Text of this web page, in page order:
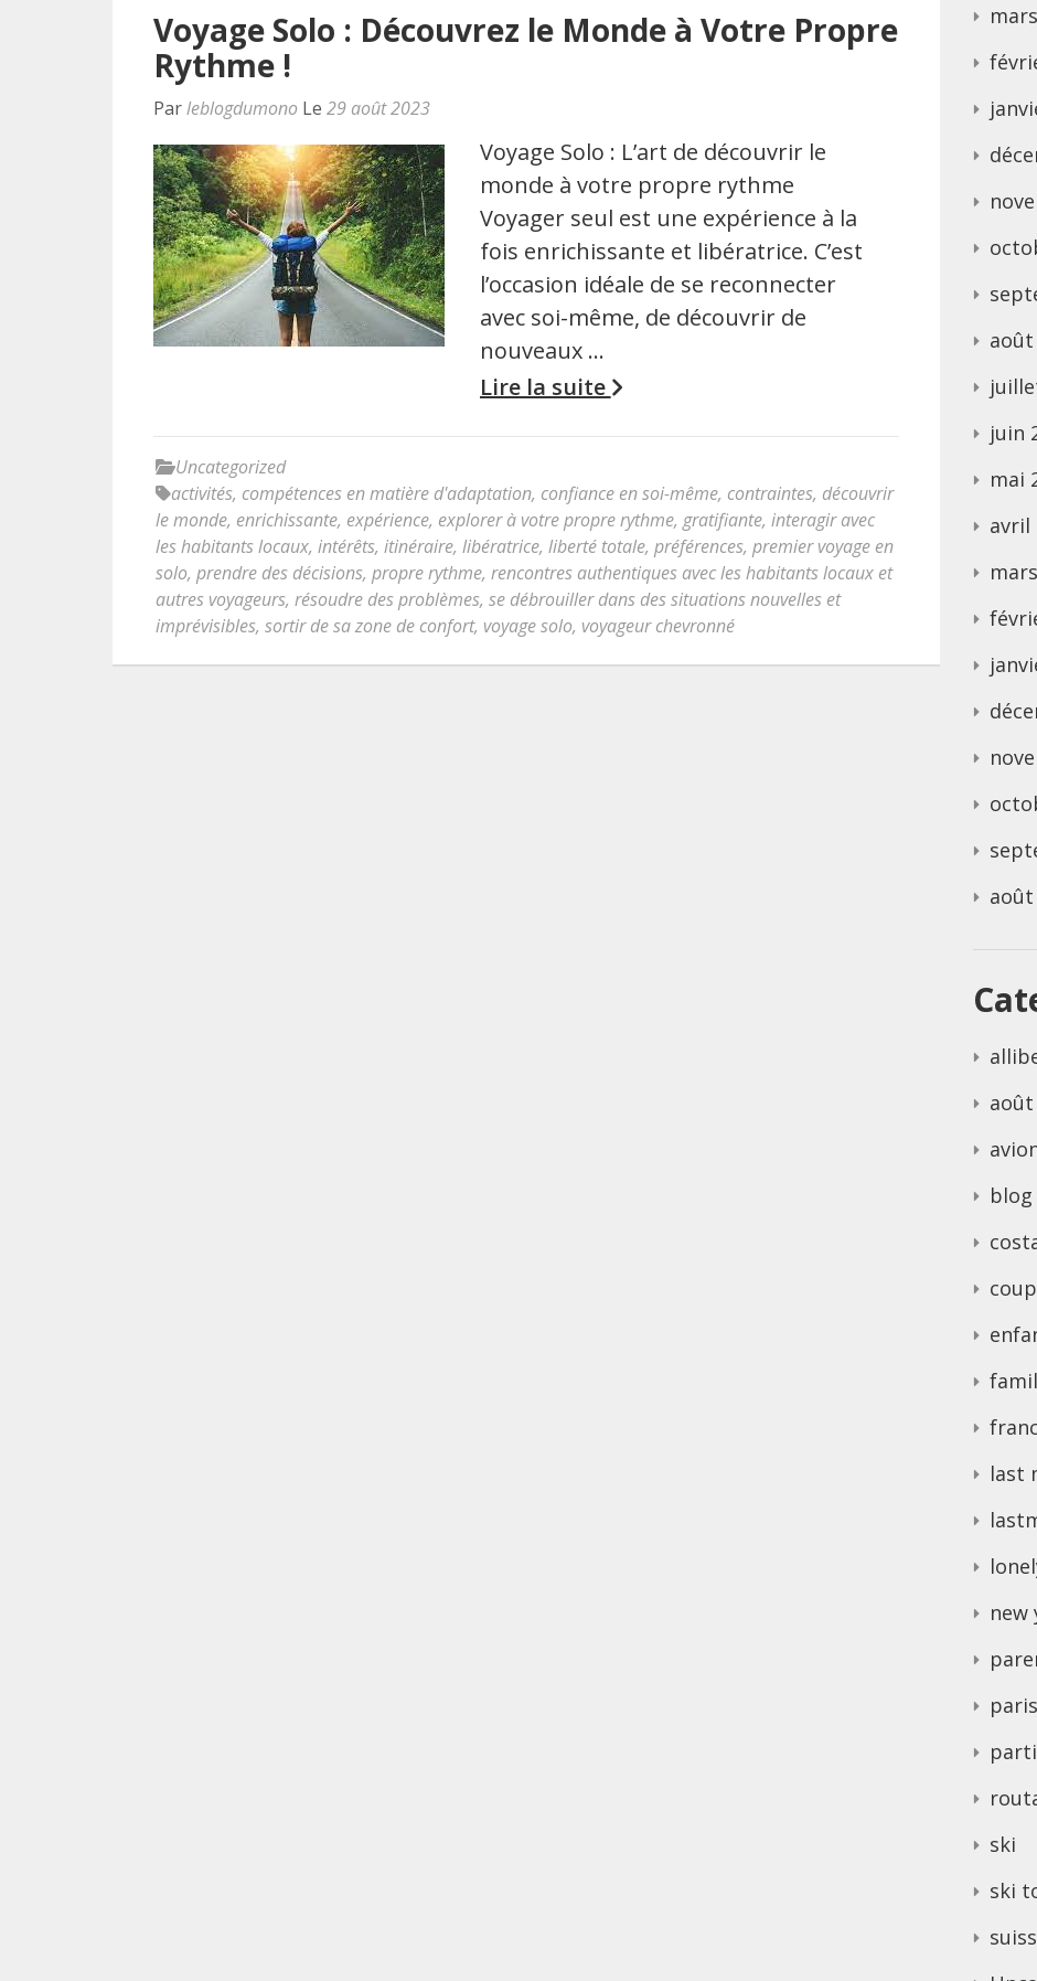
Voyage Solo : Découvrez le Monde à Votre Propre
Rythme !
Parleblogdumono Le 29 août 2023
Voyage Solo : L’art de découvrir le
monde à votre propre rythme
Voyager seul est une expérience à la
fois enrichissante et libératrice. C’est
l’occasion idéale de se reconnecter
avec soi-même, de découvrir de
nouveaux …
Lire la suite
Uncategorized
activités, compétences en matière d'adaptation, confiance en soi-même, contraintes, découvrir
le monde, enrichissante, expérience, explorer à votre propre rythme, gratifiante, interagir avec
les habitants locaux, intérêts, itinéraire, libératrice, liberté totale, préférences, premier voyage en
solo, prendre des décisions, propre rythme, rencontres authentiques avec les habitants locaux et
autres voyageurs, résoudre des problèmes, se débrouiller dans des situations nouvelles et
imprévisibles, sortir de sa zone de confort, voyage solo, voyageur chevronné
août
juin
mai
avril
août
août
last
new
paris
ski
ski